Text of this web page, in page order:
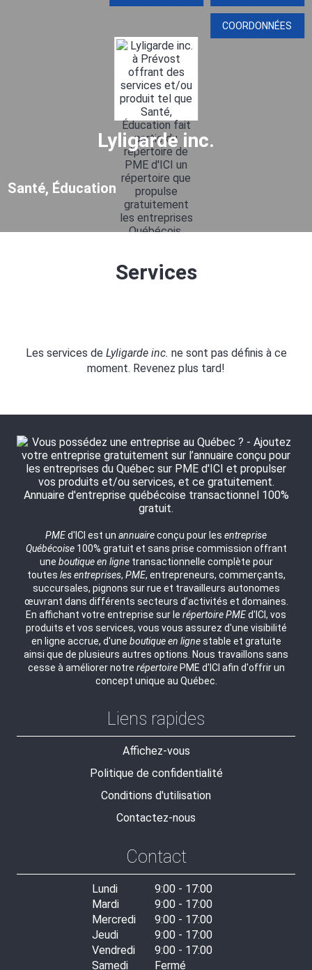
Lyligarde inc.
Santé, Éducation
COORDONNÉES
Services
Les services de Lyligarde inc. ne sont pas définis à ce
moment. Revenez plus tard!
PMEd'ICI est un annuaireconçu pour les entreprise
Québécoise100% gratuit et sans prise commission offrant
une boutique en lignetransactionnelle complète pour
toutes les entreprises, PME, entrepreneurs, commerçants,
succursales, pignons sur rue et travailleurs autonomes
œuvrant dans différents secteurs d’activités et domaines.
En affichant votre entreprise sur le répertoirePMEd'ICI, vos
produits et vos services, vous vous assurez d'une visibilité
en ligne accrue, d'une boutique en lignestable et gratuite
ainsi que de plusieurs autres options. Nous travaillons sans
cesse à améliorer notre répertoirePME d'ICI afin d'offrir un
concept unique au Québec.
Liens rapides
Affichez-vous
Politique de confidentialité
Conditions d'utilisation
Contactez-nous
Contact
Lundi
9:00 - 17:00
Mardi
9:00 - 17:00
Mercredi
9:00 - 17:00
Jeudi
9:00 - 17:00
Vendredi
9:00 - 17:00
Samedi
Fermé